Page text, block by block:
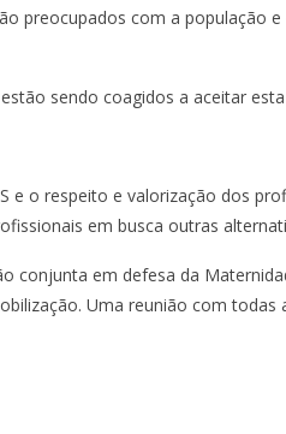
preocupados com a população
sendo coagidos a aceitar
o respeito e valorização dos
em busca outras
em defesa da
Uma reunião com